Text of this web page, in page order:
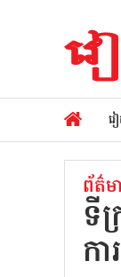
វ
ព័ត៌ម
ទី
ក